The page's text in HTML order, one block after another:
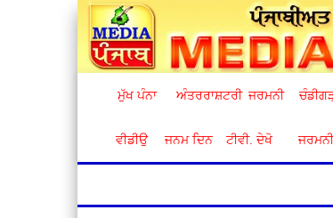
ਮੁੱਖ ਪੰਨਾ ਅੰਤਰਰਾਸ਼ਟਰੀ ਜਰਮਨੀ
ਵੀਡੀਉ ਜਨਮ ਦਿਨ ਟੀਵੀ. ਦੇਖੋ